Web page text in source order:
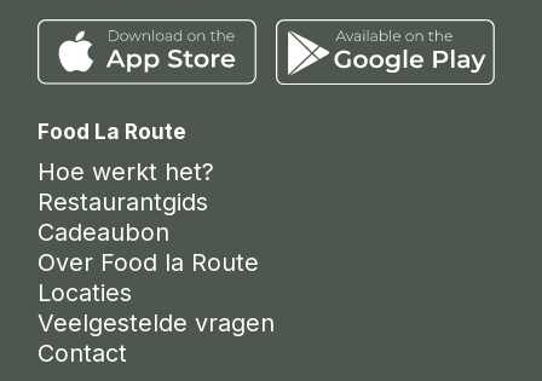
Food La Route
Hoe werkt het?
Restaurantgids
Cadeaubon
Over Food la Route
Locaties
Veelgestelde vragen
Contact